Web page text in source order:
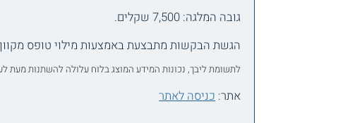
גובה המלגה: 7,500 שקלים.
הגשת הבקשות מתבצעת באמצעות מילוי טופס
לתשומת ליבך, נכונות המידע המוצג בלוח עלולה להשתנות מעת
אתר:כניסה לאתר